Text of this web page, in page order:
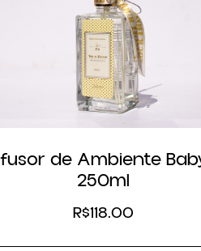
de Ambiente
250ml
R$118.00